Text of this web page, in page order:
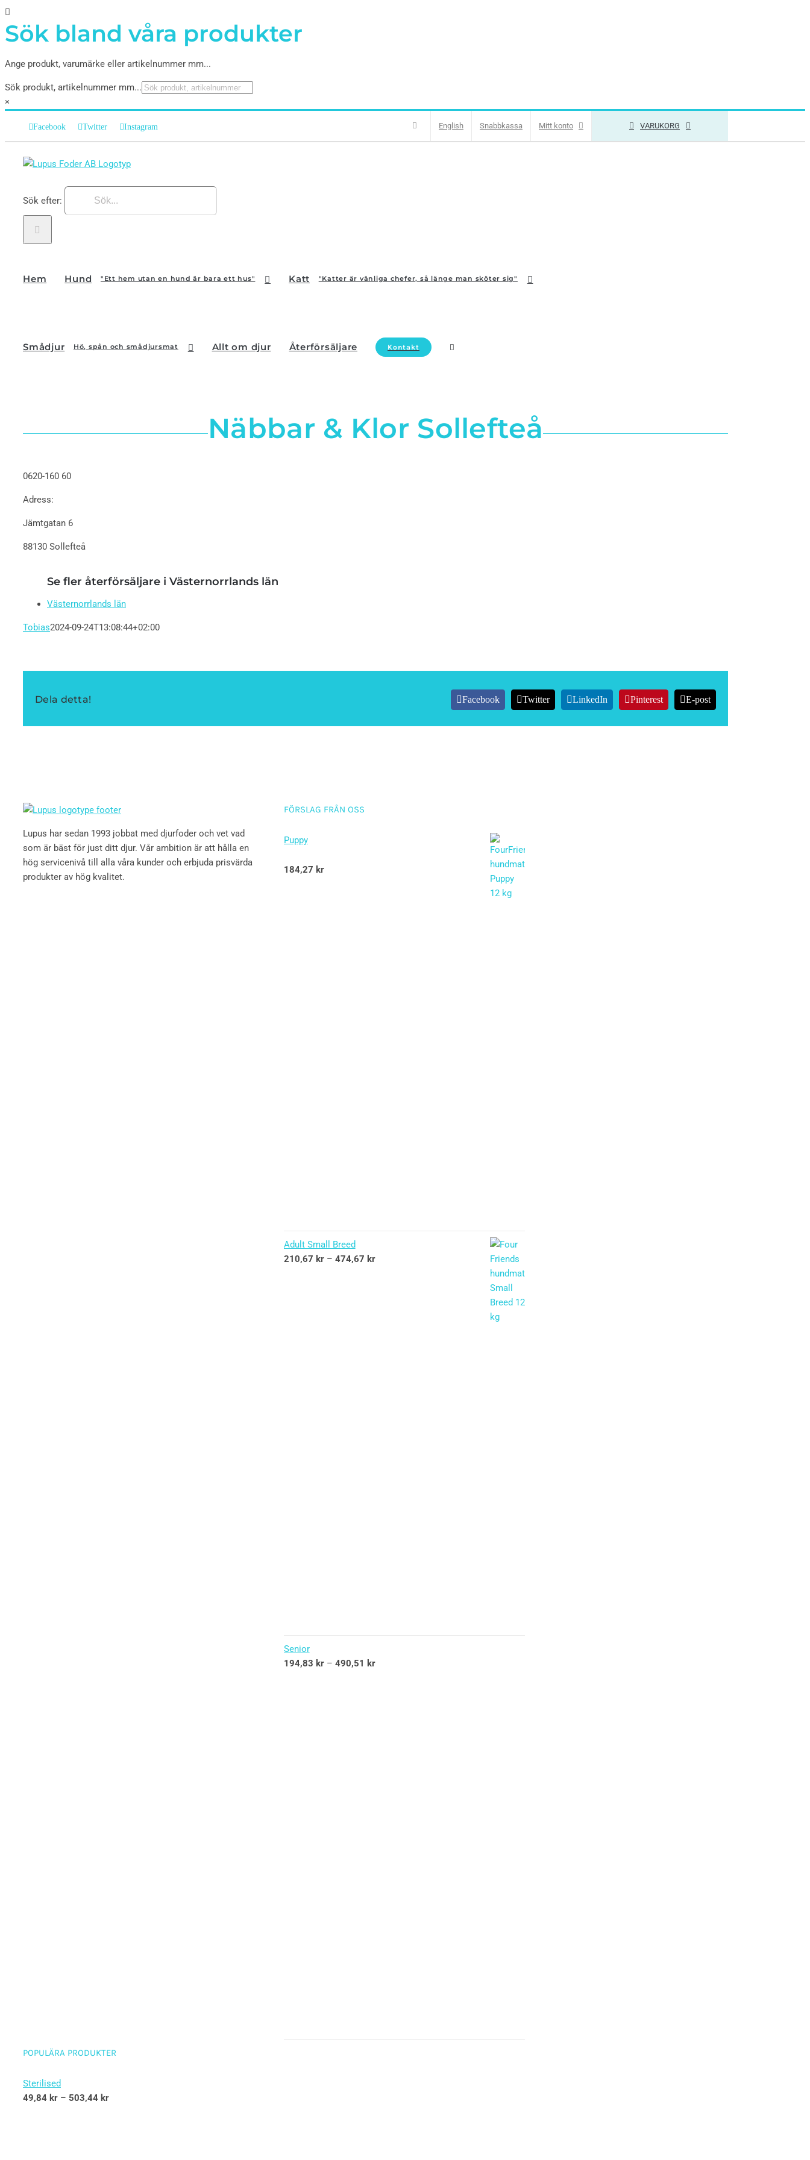
Sök bland våra produkter
Ange produkt, varumärke eller artikelnummer mm...
Sök produkt, artikelnummer mm...
×
Facebook Twitter Instagram English Snabbkassa Mitt konto VARUKORG
Sök efter:
Hem Hund "Ett hem utan en hund är bara ett hus" Katt "Katter är vänliga chefer, så länge man sköter sig"
Smådjur Hö, spån och smådjursmat Allt om djur Återförsäljare Kontakt
Näbbar & Klor Sollefteå
0620-160 60
Adress:
Jämtgatan 6
88130 Sollefteå
Se fler återförsäljare i Västernorrlands län
Västernorrlands län
Tobias2024-09-24T13:08:44+02:00
Dela detta! Facebook Twitter LinkedIn Pinterest E-post
Lupus har sedan 1993 jobbat med djurfoder och vet vad
som är bäst för just ditt djur. Vår ambition är att hålla en
hög servicenivå till alla våra kunder och erbjuda prisvärda
produkter av hög kvalitet.
FÖRSLAG FRÅN OSS
Puppy
Betygsatt
5.00
184,27 kr
Adult Small Breed
210,67 kr– 474,67 kr
Senior
194,83 kr– 490,51 kr
POPULÄRA PRODUKTER
Sterilised
49,84 kr – 503,44 kr